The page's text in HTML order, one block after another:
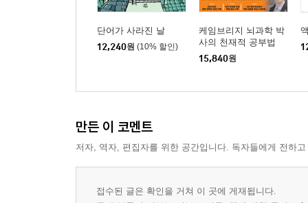
단어가 사라진 날
12,240원 (10% 할인)
케임브리지 뇌과학 박
사의 천재적 공부법
15,840원
만든 이 코멘트
저자, 역자, 편집자를 위한 공간입니다. 독자들에게 전하
접수된 글은 확인을 거쳐 이 곳에 게재됩니다.